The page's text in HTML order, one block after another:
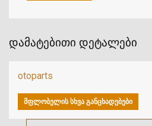
დამატებითი დეტალები
otoparts
ᲛᲤᲚᲝᲑᲔᲚᲘᲡ ᲡᲮᲕᲐ ᲒᲐᲜᲪᲮᲐᲓᲔᲑᲔᲑᲘ